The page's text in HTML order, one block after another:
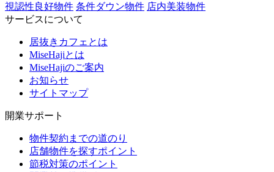
視認性良好物件 条件ダウン物件 店内美装物件
サービスについて
居抜きカフェとは
MiseHajiとは
MiseHajiのご案内
お知らせ
サイトマップ
開業サポート
物件契約までの道のり
店舗物件を探すポイント
節税対策のポイント